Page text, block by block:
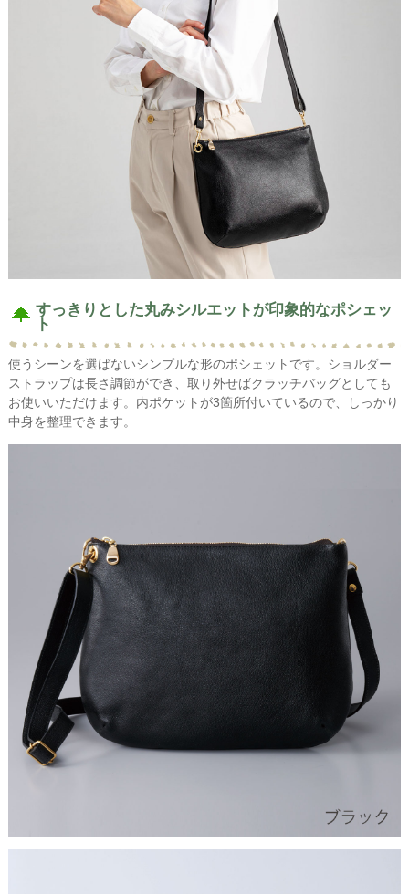
すっきりとした丸みシルエットが印象的なポシェッ
ト
使うシーンを選ばないシンプルな形のポシェットです。ショルダー
ストラップは長さ調節ができ、取り外せばクラッチバッグとしても
お使いいただけます。内ポケットが3箇所付いているので、しっかり
中身を整理できます。